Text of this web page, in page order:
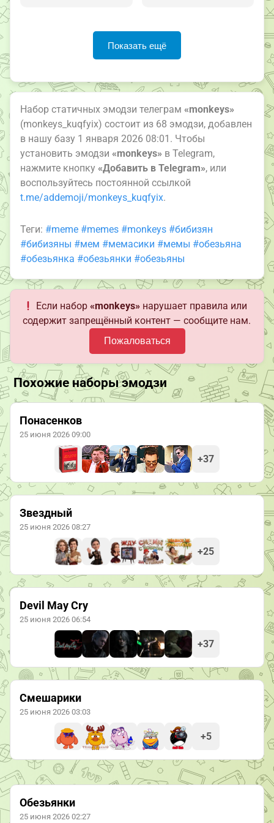
Показать ещё
Набор статичных эмодзи телеграм «monkeys»
(monkeys_kuqfyix) состоит из 68 эмодзи, добавлен
в нашу базу 1 января 2026 08:01. Чтобы
установить эмодзи «monkeys» в Telegram,
нажмите кнопку «Добавить в Telegram», или
воспользуйтесь постоянной ссылкой
t.me/addemoji/monkeys_kuqfyix.
Теги: #meme #memes #monkeys #бибизян
#бибизяны #мем #мемасики #мемы #обезьяна
#обезьянка #обезьянки #обезьяны
Если набор«monkeys» нарушает правила или
содержит запрещённый контент — сообщите нам.
Пожаловаться
Похожие наборы эмодзи
Понасенков
25 июня 2026 09:00
+37
Звездный
25 июня 2026 08:27
+25
Devil May Cry
25 июня 2026 06:54
+37
Смешарики
25 июня 2026 03:03
+5
Обезьянки
25 июня 2026 02:27